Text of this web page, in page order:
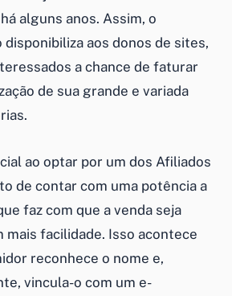
alguns anos. Assim, o
aos donos de sites,
a chance de faturar
de sua grande e variada
ao optar por um dos Afiliados
de contar com uma potência a
faz com que a venda seja
mais facilidade. Isso acontece
reconhece o nome e,
vincula-o com um e-